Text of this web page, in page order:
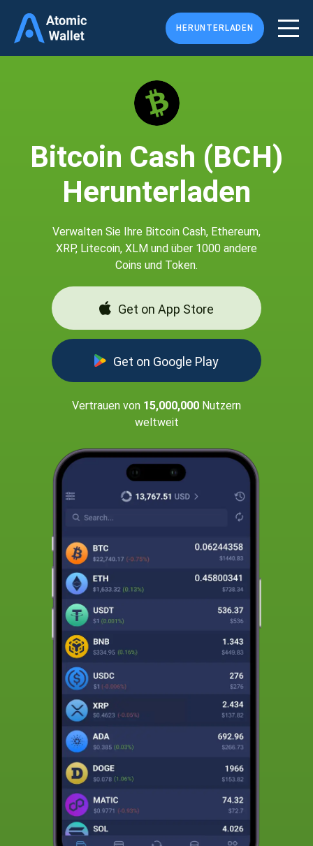
HERUNTERLADEN
Bitcoin Cash (BCH)
Herunterladen
Verwalten Sie Ihre Bitcoin Cash, Ethereum,
XRP, Litecoin, XLM und über 1000 andere
Coins und Token.
Get on App Store
Get on Google Play
Vertrauen von 15,000,000 Nutzern
weltweit